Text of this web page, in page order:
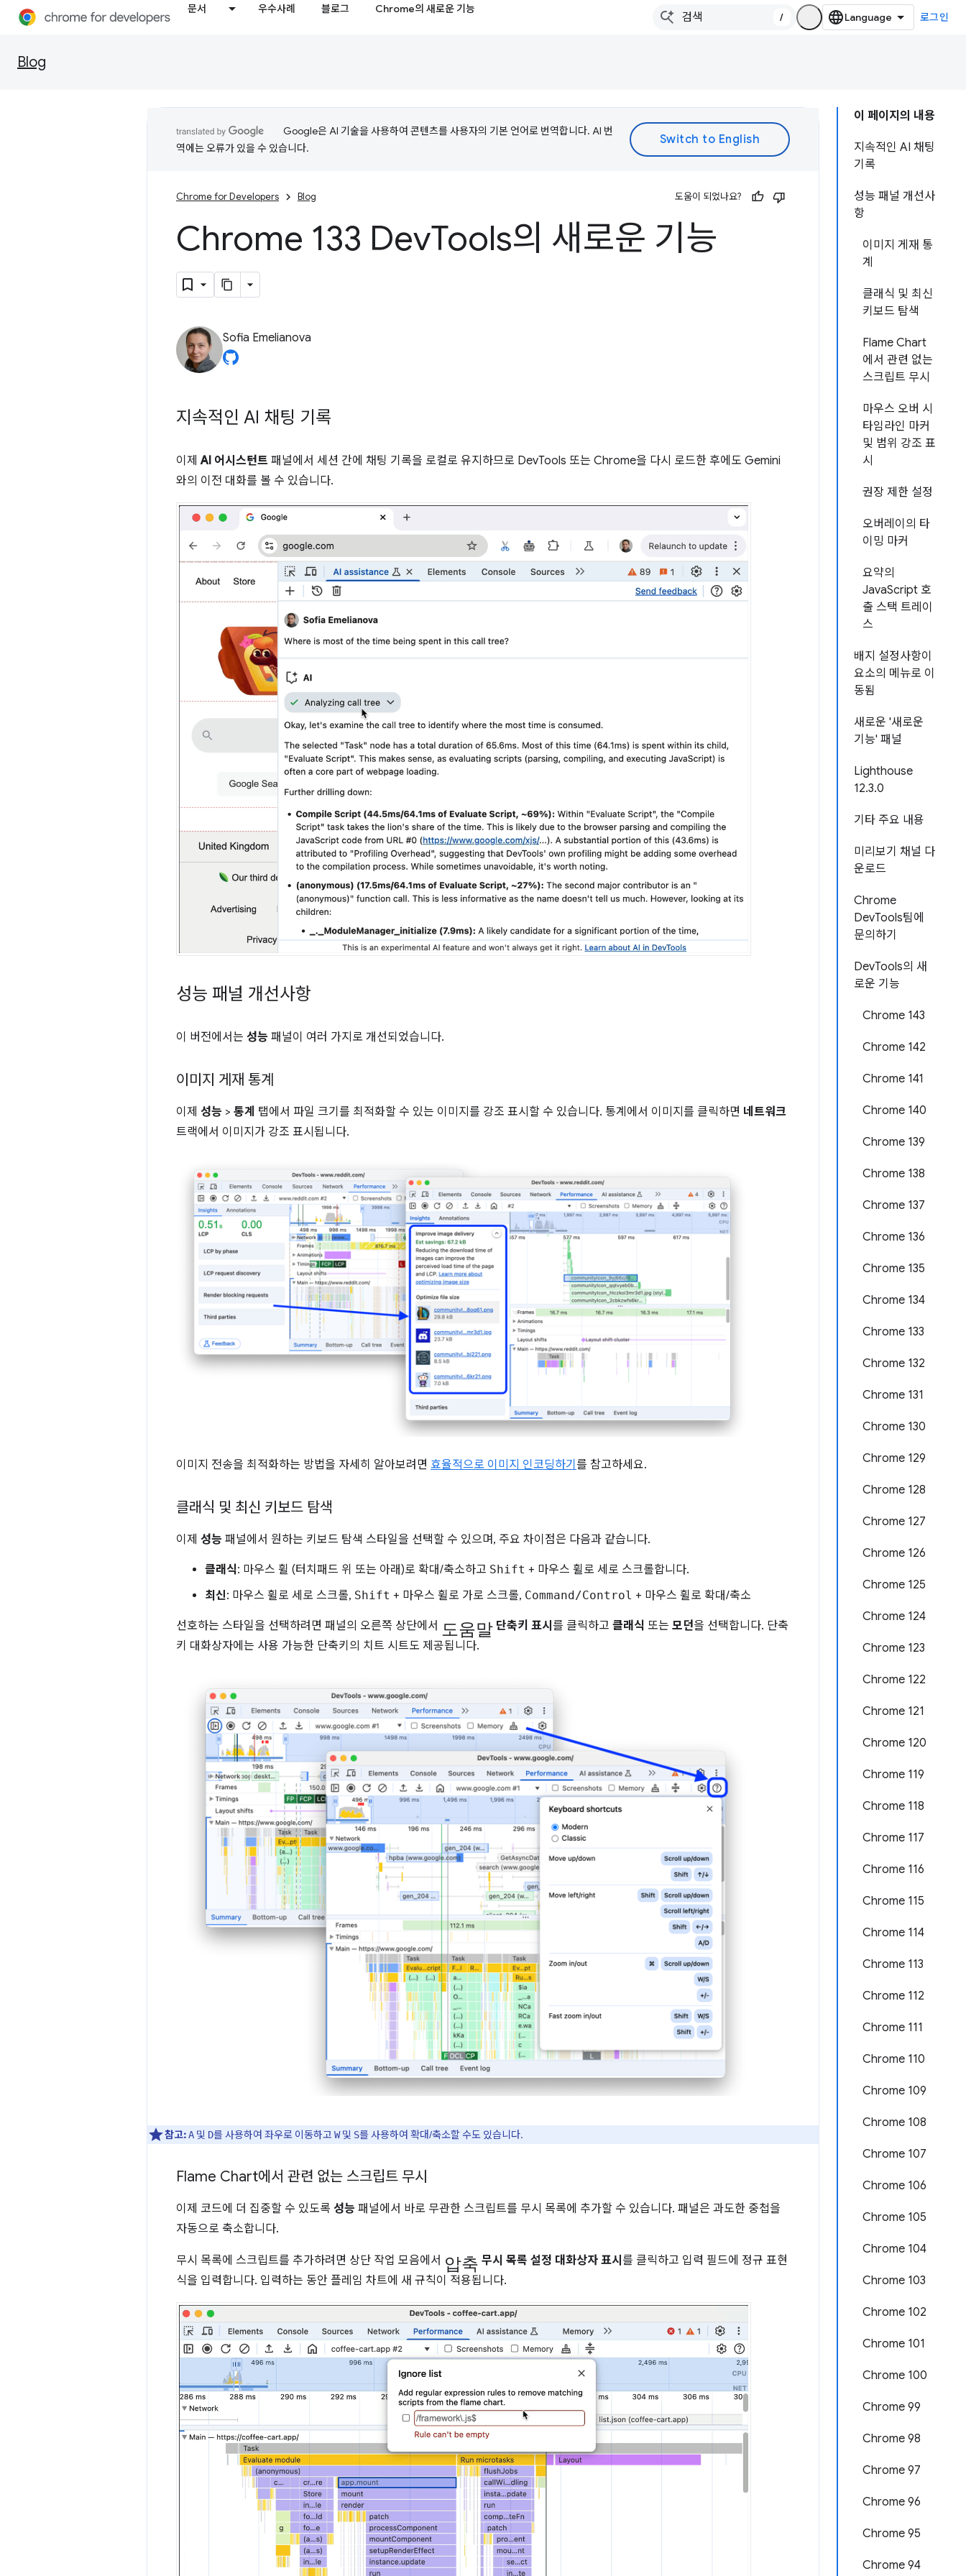
문서 우수사례 블로그 Chrome의 새로운 기능
/ 로그인
Blog
이 페이지의 내용
지속적인 AI 채팅
기록
성능 패널 개선사
항
이미지 게재 통
계
클래식 및 최신
키보드 탐색
Flame Chart
에서 관련 없는
스크립트 무시
마우스 오버 시
타임라인 마커
및 범위 강조 표
시
권장 제한 설정
오버레이의 타
이밍 마커
요약의
JavaScript 호
출 스택 트레이
스
배지 설정사항이
요소의 메뉴로 이
동됨
새로운 '새로운
기능' 패널
Lighthouse
12.3.0
기타 주요 내용
미리보기 채널 다
운로드
Chrome
DevTools팀에
문의하기
DevTools의 새
로운 기능
Chrome 143
Chrome 142
Chrome 141
Chrome 140
Chrome 139
Chrome 138
Chrome 137
Chrome 136
Chrome 135
Chrome 134
Chrome 133
Chrome 132
Chrome 131
Chrome 130
Chrome 129
Chrome 128
Chrome 127
Chrome 126
Chrome 125
Chrome 124
Chrome 123
Chrome 122
Chrome 121
Chrome 120
Chrome 119
Chrome 118
Chrome 117
Chrome 116
Chrome 115
Chrome 114
Chrome 113
Chrome 112
Chrome 111
Chrome 110
Chrome 109
Chrome 108
Chrome 107
Chrome 106
Chrome 105
Chrome 104
Chrome 103
Chrome 102
Chrome 101
Chrome 100
Chrome 99
Chrome 98
Chrome 97
Chrome 96
Chrome 95
Chrome 94
Google은 AI 기술을 사용하여 콘텐츠를 사용자의 기본 언어로 번역합니다. AI 번
역에는 오류가 있을 수 있습니다.
Chrome for Developers Blog 도움이 되었나요?
Chrome 133 DevTools의 새로운 기능
Sofia Emelianova
지속적인 AI 채팅 기록
이제AI 어시스턴트 패널에서 세션 간에 채팅 기록을 로컬로 유지하므로 DevTools 또는 Chrome을 다시 로드한 후에도 Gemini
와의 이전 대화를 볼 수 있습니다.
성능 패널 개선사항
이 버전에서는 성능 패널이 여러 가지로 개선되었습니다.
이미지 게재 통계
이제 성능 > 통계 탭에서 파일 크기를 최적화할 수 있는 이미지를 강조 표시할 수 있습니다. 통계에서 이미지를 클릭하면 네트워크
트랙에서 이미지가 강조 표시됩니다.
이미지 전송을 최적화하는 방법을 자세히 알아보려면 효율적으로 이미지 인코딩하기 를 참고하세요.
클래식 및 최신 키보드 탐색
이제 성능 패널에서 원하는 키보드 탐색 스타일을 선택할 수 있으며, 주요 차이점은 다음과 같습니다.
클래식: 마우스 휠 (터치패드 위 또는 아래)로 확대/축소하고 Shift + 마우스 휠로 세로 스크롤합니다.
최신: 마우스 휠로 세로 스크롤, Shift + 마우스 휠로 가로 스크롤, Command/Control + 마우스 휠로 확대/축소
선호하는 스타일을 선택하려면 패널의 오른쪽 상단에서 도움말 단축키 표시 를 클릭하고 클래식 또는 모던을 선택합니다. 단축
키 대화상자에는 사용 가능한 단축키의 치트 시트도 제공됩니다.
참고:A 및 D를 사용하여 좌우로 이동하고 W및 S를 사용하여 확대/축소할 수도 있습니다.
Flame Chart에서 관련 없는 스크립트 무시
이제 코드에 더 집중할 수 있도록 성능 패널에서 바로 무관한 스크립트를 무시 목록에 추가할 수 있습니다. 패널은 과도한 중첩을
자동으로 축소합니다.
무시 목록에 스크립트를 추가하려면 상단 작업 모음에서 압축 무시 목록 설정 대화상자 표시 를 클릭하고 입력 필드에 정규 표현
식을 입력합니다. 입력하는 동안 플레임 차트에 새 규칙이 적용됩니다.